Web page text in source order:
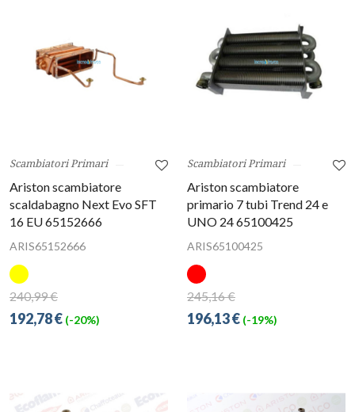
Scambiatori Primari
Ariston scambiatore
scaldabagno Next Evo SFT
16 EU 65152666
ARIS65152666
240,99 €
192,78 € (-20%)
Scambiatori Primari
Ariston scambiatore
primario 7 tubi Trend 24 e
UNO 24 65100425
ARIS65100425
245,16 €
196,13 € (-19%)